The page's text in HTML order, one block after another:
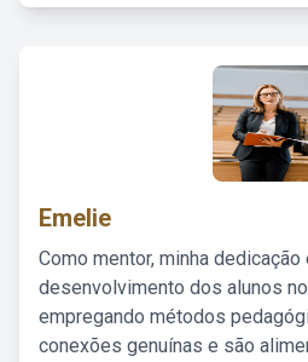
Emelie
Como mentor, minha dedicação
desenvolvimento dos alunos
empregando métodos
conexões genuínas e são